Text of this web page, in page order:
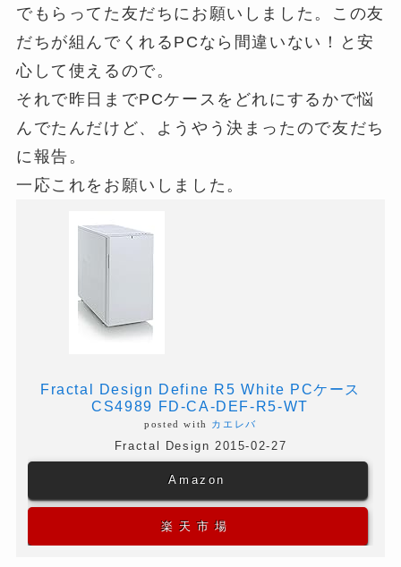
でもらってた友だちにお願いしました。この友
だちが組んでくれるPCなら間違いない！と安
心して使えるので。
それで昨日までPCケースをどれにするかで悩
んでたんだけど、ようやう決まったので友だち
に報告。
一応これをお願いしました。
Fractal Design Define R5 White PCケース
CS4989 FD-CA-DEF-R5-WT
posted with カエレバ
Fractal Design 2015-02-27
Amazon
楽天市場